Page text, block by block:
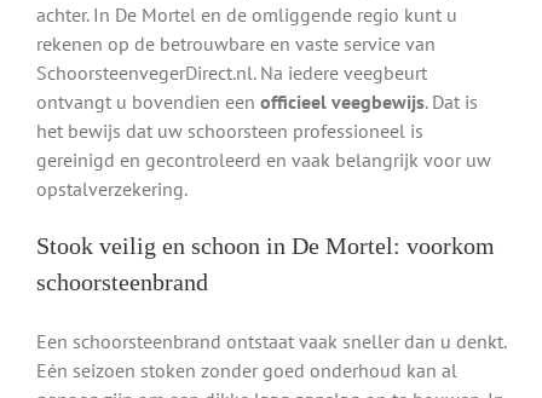
achter. In De Mortel en de omliggende regio kunt u
rekenen op de betrouwbare en vaste service van
SchoorsteenvegerDirect.nl. Na iedere veegbeurt
ontvangt u bovendien een officieel veegbewijs. Dat is
het bewijs dat uw schoorsteen professioneel is
gereinigd en gecontroleerd en vaak belangrijk voor uw
opstalverzekering.
Stook veilig en schoon in De Mortel: voorkom
schoorsteenbrand
Een schoorsteenbrand ontstaat vaak sneller dan u denkt.
Eén seizoen stoken zonder goed onderhoud kan al